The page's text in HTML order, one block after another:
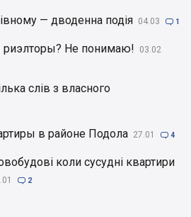
— дводенна подія 04.03  1
Не понимаю! 03.02
слів з власного
в районе Подола 27.01  4
коли сусудні квартири
 2